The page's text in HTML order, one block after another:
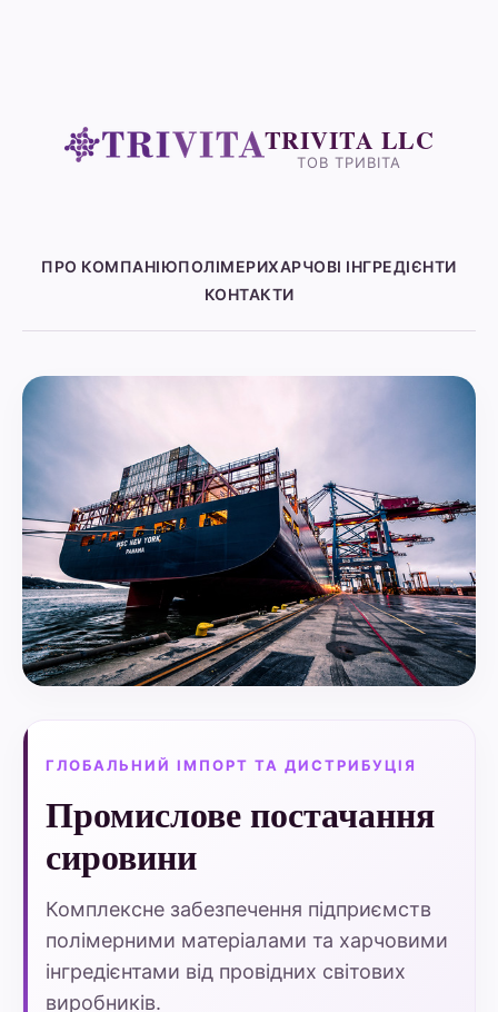
TRIVITA LLC
ТОВ ТРИВІТА
ПРО КОМПАНІЮПОЛІМЕРИХАРЧОВІ ІНГРЕДІЄНТИ
КОНТАКТИ
ГЛОБАЛЬНИЙ ІМПОРТ ТА ДИСТРИБУЦІЯ
Промислове постачання
сировини
Комплексне забезпечення підприємств
полімерними матеріалами та харчовими
інгредієнтами від провідних світових
виробників.